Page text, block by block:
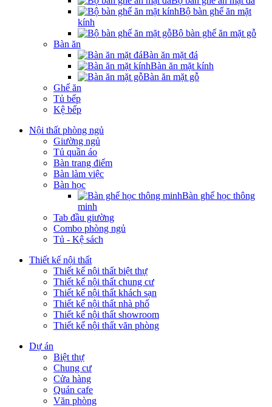
Bộ bàn ghế ăn mặt
kính
Bộ bàn ghế ăn mặt gỗ
Bàn ăn
Bàn ăn mặt đá
Bàn ăn mặt kính
Bàn ăn mặt gỗ
Ghế ăn
Tủ bếp
Kệ bếp
Nội thất phòng ngủ
Giường ngủ
Tủ quần áo
Bàn trang điểm
Bàn làm việc
Bàn học
Bàn ghế học thông
minh
Tab đầu giường
Combo phòng ngủ
Tủ - Kệ sách
Thiết kế nội thất
Thiết kế nội thất biệt thự
Thiết kế nội thất chung cư
Thiết kế nội thất khách sạn
Thiết kế nội thất nhà phố
Thiết kế nội thất showroom
Thiết kế nội thất văn phòng
Dự án
Biệt thự
Chung cư
Cửa hàng
Quán cafe
Văn phòng